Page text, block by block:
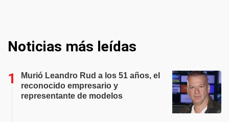
Noticias más leídas
Murió Leandro Rud a los 51 años, el
reconocido empresario y
representante de modelos